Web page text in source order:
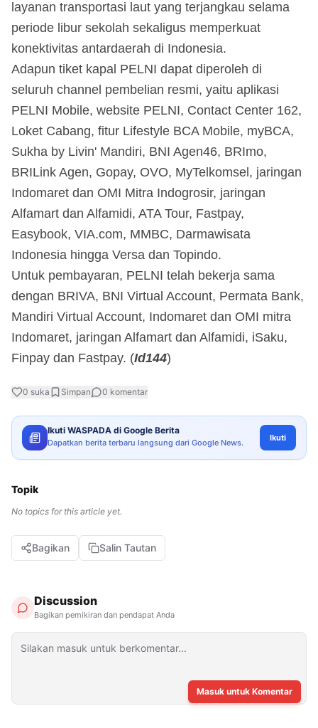
layanan transportasi laut yang terjangkau selama
periode libur sekolah sekaligus memperkuat
konektivitas antardaerah di Indonesia.
Adapun tiket kapal PELNI dapat diperoleh di
seluruh channel pembelian resmi, yaitu aplikasi
PELNI Mobile, website PELNI, Contact Center 162,
Loket Cabang, fitur Lifestyle BCA Mobile, myBCA,
Sukha by Livin' Mandiri, BNI Agen46, BRImo,
BRILink Agen, Gopay, OVO, MyTelkomsel, jaringan
Indomaret dan OMI Mitra Indogrosir, jaringan
Alfamart dan Alfamidi, ATA Tour, Fastpay,
Easybook, VIA.com, MMBC, Darmawisata
Indonesia hingga Versa dan Topindo.
Untuk pembayaran, PELNI telah bekerja sama
dengan BRIVA, BNI Virtual Account, Permata Bank,
Mandiri Virtual Account, Indomaret dan OMI mitra
Indomaret, jaringan Alfamart dan Alfamidi, iSaku,
Finpay dan Fastpay. (Id144)
0 suka Simpan 0 komentar
Ikuti WASPADA di Google Berita
Dapatkan berita terbaru langsung dari Google News. Ikuti
Topik
No topics for this article yet.
Bagikan Salin Tautan
Discussion
Bagikan pemikiran dan pendapat Anda
Masuk untuk Komentar